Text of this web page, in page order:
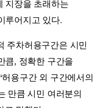
지장을 초래하는
루어지고 있다.
주차허용구간은 시민
큼, 정확한 구간을
용구간 외 구간에서의
만큼 시민 여러분의